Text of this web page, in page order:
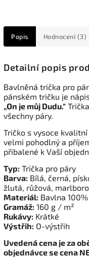
Popis Hodnocení (3)
Detailní popis
Bavlněná trička pro
pánském tričku je
„On je můj Dudu."
všechny páry.
Tričko s vysoce
velmi pohodlný a
přibalené k Vaší
Typ: Trička pro páry
Barva: Bílá, černá,
žlutá, růžová,
Materiál: Bavlna 100%
Gramáž: 160 g / m²
Rukávy: Krátké
Výstřih: O-výstřih
Uvedená cena je za
objednávce se cena